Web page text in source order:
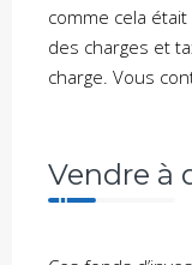
comme cela était
des charges et
charge. Vous
Vendre à